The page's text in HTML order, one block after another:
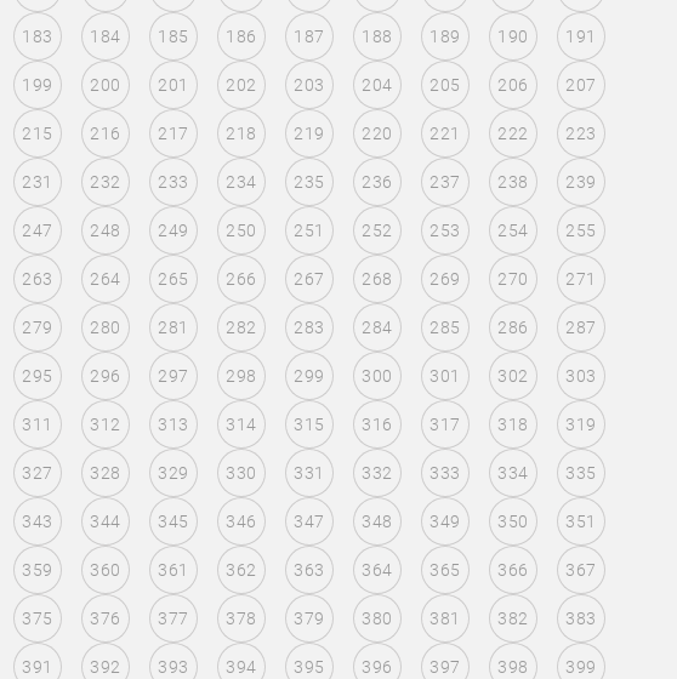
183 184 185 186 187 188 189 190 191
199 200 201 202 203 204 205 206 207
215 216 217 218 219 220 221 222 223
231 232 233 234 235 236 237 238 239
247 248 249 250 251 252 253 254 255
263 264 265 266 267 268 269 270 271
279 280 281 282 283 284 285 286 287
295 296 297 298 299 300 301 302 303
311 312 313 314 315 316 317 318 319
327 328 329 330 331 332 333 334 335
343 344 345 346 347 348 349 350 351
359 360 361 362 363 364 365 366 367
375 376 377 378 379 380 381 382 383
391 392 393 394 395 396 397 398 399